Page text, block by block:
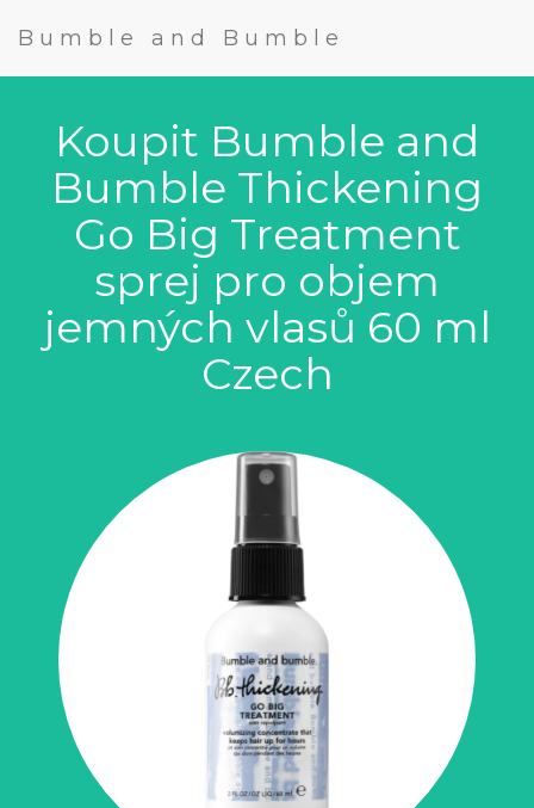
Bumble and Bumble
Koupit Bumble and
Bumble Thickening
Go Big Treatment
sprej pro objem
jemných vlasů 60 ml
Czech